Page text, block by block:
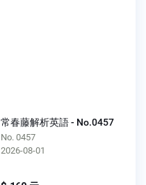
常春藤解析英語 - No.0457
No. 0457
2026-08-01